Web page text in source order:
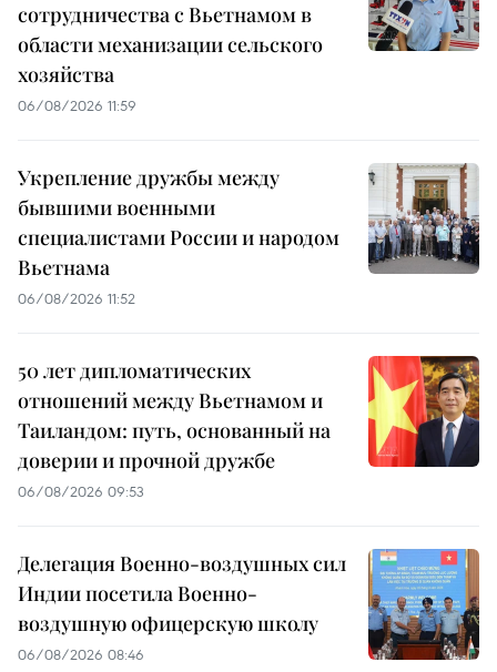
сотрудничества с Вьетнамом в
области механизации сельского
хозяйства
06/08/2026 11:59
Укрепление дружбы между
бывшими военными
специалистами России и народом
Вьетнама
06/08/2026 11:52
50 лет дипломатических
отношений между Вьетнамом и
Таиландом: путь, основанный на
доверии и прочной дружбе
06/08/2026 09:53
Делегация Военно-воздушных сил
Индии посетила Военно-
воздушную офицерскую школу
06/08/2026 08:46